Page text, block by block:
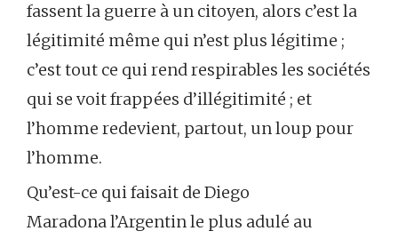
fassent la guerre à un citoyen, alors c’est la
légitimité même qui n’est plus légitime ;
c’est tout ce qui rend respirables les sociétés
qui se voit frappées d’illégitimité ; et
l’homme redevient, partout, un loup pour
l’homme.
Qu’est-ce qui faisait de Diego
Maradona l’Argentin le plus adulé au